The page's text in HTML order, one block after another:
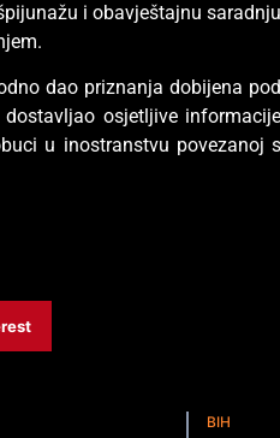
i obavještajnu saradnju
dao priznanja dobijena pod
osjetljive informacije
u inostranstvu povezanoj s
BIH